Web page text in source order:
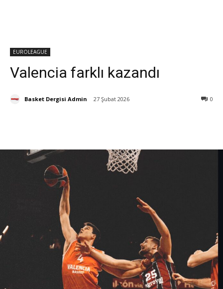
EUROLEAGUE
Valencia farklı kazandı
Basket Dergisi Admin 27 Şubat 2026 0